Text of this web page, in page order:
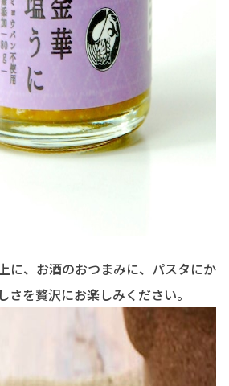
に、お酒のおつまみに、パスタにか
を贅沢にお楽しみください。